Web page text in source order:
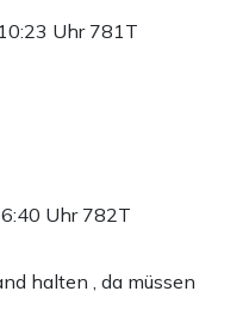
Uhr 781T
Uhr 782T
halten , da müssen